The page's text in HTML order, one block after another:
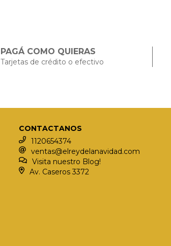
PAGÁ COMO QUIERAS
Tarjetas de crédito o efectivo
CONTACTANOS
1120654374
ventas@elreydelanavidad.com
Visita nuestro Blog!
Av. Caseros 3372